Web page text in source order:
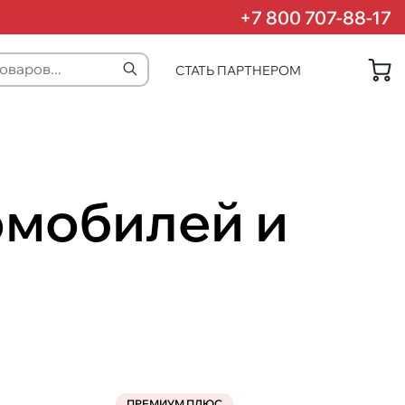
+7 800 707-88-17
СТАТЬ ПАРТНЕРОМ
и